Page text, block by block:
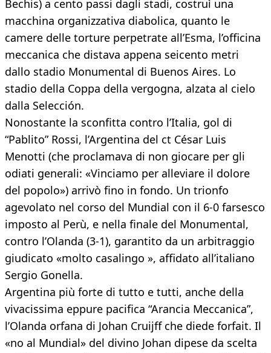
Bechis) a cento passi dagli stadi, costruì una
macchina organizzativa diabolica, quanto le
camere delle torture perpetrate all’Esma, l’officina
meccanica che distava appena seicento metri
dallo stadio Monumental di Buenos Aires. Lo
stadio della Coppa della vergogna, alzata al cielo
dalla Selección.
Nonostante la sconfitta contro l’Italia, gol di
“Pablito” Rossi, l’Argentina del ct César Luis
Menotti (che proclamava di non giocare per gli
odiati generali: «Vinciamo per alleviare il dolore
del popolo») arrivò fino in fondo. Un trionfo
agevolato nel corso del Mundial con il 6-0 farsesco
imposto al Perù, e nella finale del Monumental,
contro l’Olanda (3-1), garantito da un arbitraggio
giudicato «molto casalingo », affidato all’italiano
Sergio Gonella.
Argentina più forte di tutto e tutti, anche della
vivacissima eppure pacifica “Arancia Meccanica”,
l’Olanda orfana di Johan Cruijff che diede forfait. Il
«no al Mundial» del divino Johan dipese da scelta